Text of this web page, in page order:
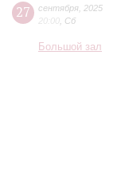
27 сентября 2025
20:00 Сб
Большой зал